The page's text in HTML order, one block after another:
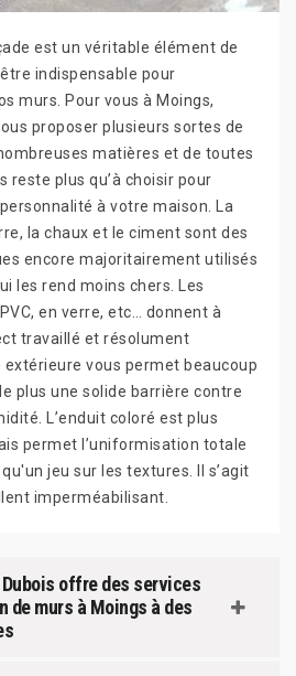
est un véritable élément de
indispensable pour
murs. Pour vous à Moings,
proposer plusieurs sortes de
matières et de toutes
reste plus qu’à choisir pour
à votre maison. La
la chaux et le ciment sont des
encore majoritairement utilisés
les rend moins chers. Les
en verre, etc… donnent à
travaillé et résolument
vous permet beaucoup
plus une solide barrière contre
L’enduit coloré est plus
permet l’uniformisation totale
jeu sur les textures. Il s’agit
imperméabilisant.
offre des services
de murs à Moings à des